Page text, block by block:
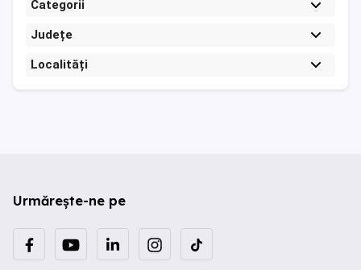
Categorii
Județe
Localități
Urmărește-ne pe